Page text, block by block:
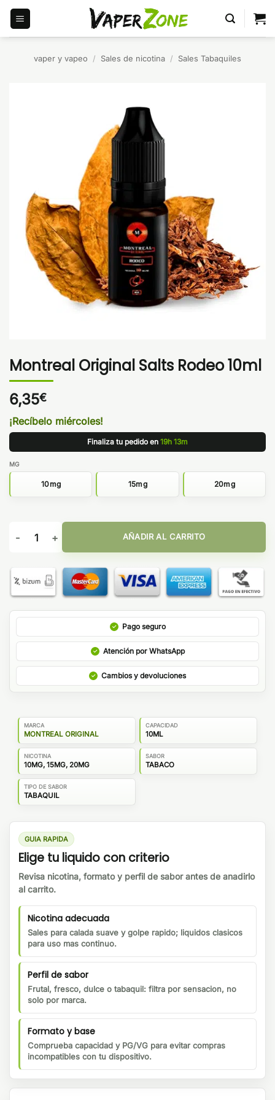
Saltar
contenido
vaper y vapeo / Sales de nicotina / Sales Tabaquiles
Montreal Original Salts Rodeo 10ml
6,35€
¡Recíbelo miércoles!
Finaliza tu pedido en 19h 13m
MG
10mg 15mg 20mg
Montreal Original Salts Rodeo 10ml cantidad
AÑADIR AL CARRITO
Pago seguro
Atención por WhatsApp
Cambios y devoluciones
MARCA
MONTREAL ORIGINAL
CAPACIDAD
10ML
NICOTINA
10MG, 15MG, 20MG
SABOR
TABACO
TIPO DE SABOR
TABAQUIL
GUIA RAPIDA
Elige tu liquido con criterio
Revisa nicotina, formato y perfil de sabor antes de anadirlo
al carrito.
Nicotina adecuada
Sales para calada suave y golpe rapido; liquidos clasicos
para uso mas continuo.
Perfil de sabor
Frutal, fresco, dulce o tabaquil: filtra por sensacion, no
solo por marca.
Formato y base
Comprueba capacidad y PG/VG para evitar compras
incompatibles con tu dispositivo.